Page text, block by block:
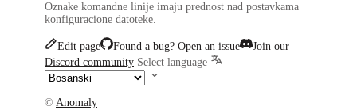
Oznake komandne linije imaju prednost nad postavkama
konfiguracione datoteke.
Edit page Found a bug? Open an issue
Join our
Discord community Select language
© Anomaly